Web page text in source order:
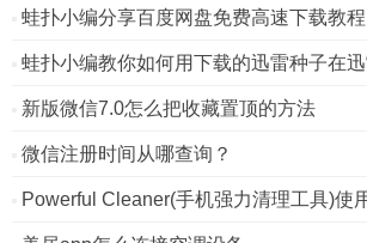
蛙扑小编分享百度网盘免费高速下载教程
蛙扑小编教你如何用下载的迅雷种子在迅
新版微信7.0怎么把收藏置顶的方法
微信注册时间从哪查询？
Powerful Cleaner(手机强力清理工具)使